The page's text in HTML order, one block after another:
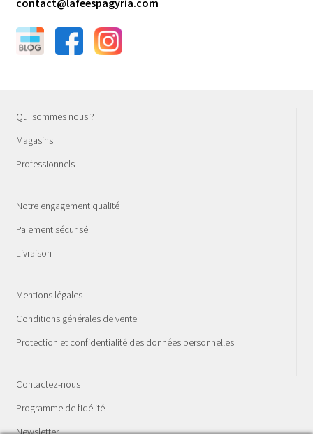
Qui sommes nous ?
Magasins
Professionnels
Notre engagement qualité
Paiement sécurisé
Livraison
Mentions légales
Conditions générales de vente
Protection et confidentialité des données personnelles
Contactez-nous
Programme de fidélité
Newsletter